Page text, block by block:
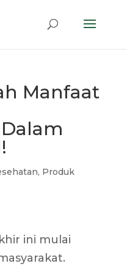
Manfaat
, Produk
ini mulai